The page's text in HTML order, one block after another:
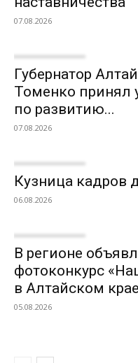
07.08.2026
Губернатор
Томенко принял
по развитию...
07.08.2026
Кузница кадров
06.08.2026
В регионе
фотоконкурс
в Алтайском
05.08.2026